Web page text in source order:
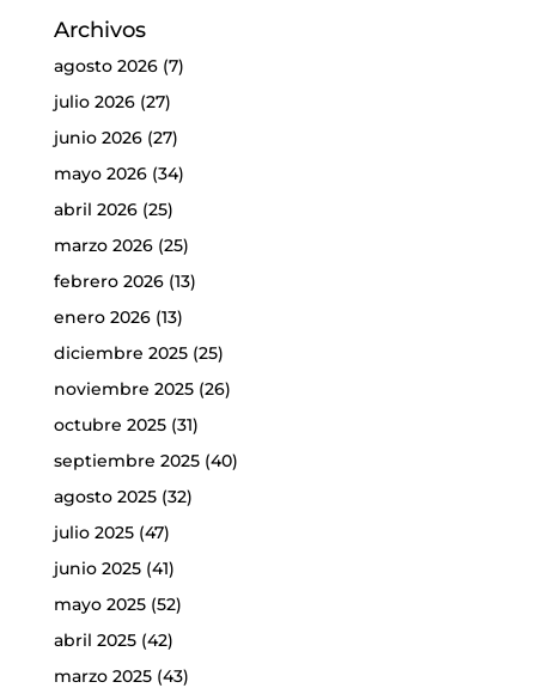
Archivos
agosto 2026(7)
julio 2026(27)
junio 2026(27)
mayo 2026(34)
abril 2026(25)
marzo 2026(25)
febrero 2026(13)
enero 2026(13)
diciembre 2025(25)
noviembre 2025(26)
octubre 2025(31)
septiembre 2025(40)
agosto 2025(32)
julio 2025(47)
junio 2025(41)
mayo 2025(52)
abril 2025(42)
marzo 2025(43)